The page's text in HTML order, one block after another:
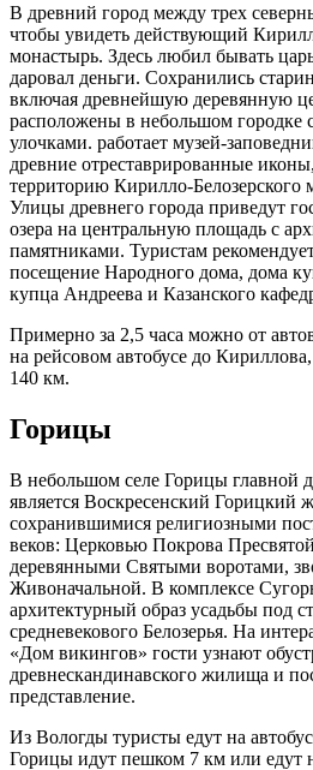
В древний город между трех
чтобы увидеть действующий
монастырь. Здесь любил бывать
даровал деньги. Сохранились
включая древнейшую деревянную
расположены в небольшом
улочками. работает музей-
древние отреставрированные
территорию Кирилло-Белозерского
Улицы древнего города приведут
озера на центральную площадь с
памятниками. Туристам
посещение Народного дома, дома
купца Андреева и Казанского
Примерно за 2,5 часа можно от
на рейсовом автобусе до
140 км.
Горицы
В небольшом селе Горицы главной
является Воскресенский Горицкий
сохранившимися религиозными
веков: Церковью Покрова
деревянными Святыми воротами,
Живоначальной. В комплексе
архитектурный образ усадьбы под
средневекового Белозерья. На
«Дом викингов» гости узнают
древнескандинавского жилища и
представление.
Из Вологды туристы едут на
Горицы идут пешком 7 км или едут